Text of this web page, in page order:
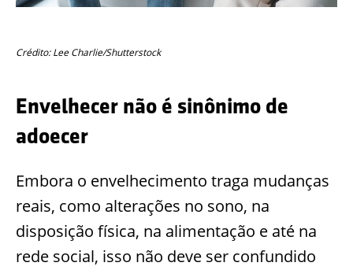
Crédito: Lee Charlie/Shutterstock
Envelhecer não é sinônimo de
adoecer
Embora o envelhecimento traga mudanças
reais, como alterações no sono, na
disposição física, na alimentação e até na
rede social, isso não deve ser confundido